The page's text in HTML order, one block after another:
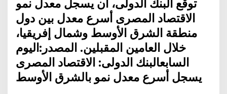
توقع البنك الدولى، أن يسجل معدل نمو
الاقتصاد المصرى أسرع معدل بين دول
منطقة الشرق الأوسط وشمال إفريقيا،
خلال العامين المقبلين. المصدر:اليوم
السابعالبنك الدولى: الاقتصاد المصرى
يسجل أسرع معدل نمو بالشرق الأوسط